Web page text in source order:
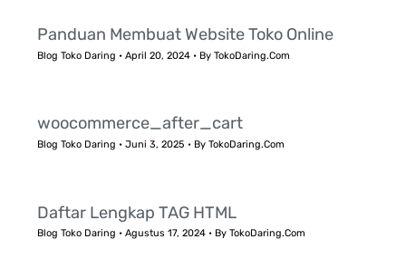
Panduan Membuat Website Toko Online
Blog Toko Daring •April 20, 2024 • ByTokoDaring.Com
woocommerce_after_cart
Blog Toko Daring •Juni 3, 2025 • ByTokoDaring.Com
Daftar Lengkap TAG HTML
Blog Toko Daring •Agustus 17, 2024 • ByTokoDaring.Com